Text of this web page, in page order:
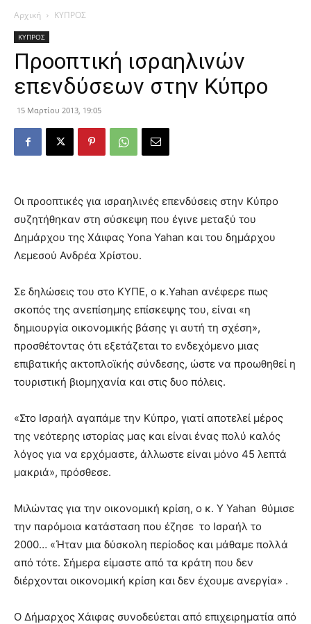
Αρχική ΚΥΠΡΟΣ
ΚΥΠΡΟΣ
Προοπτική ισραηλινών
επενδύσεων στην Κύπρο
15 Μαρτίου 2013, 19:05
Οι προοπτικές για ισραηλινές επενδύσεις στην Κύπρο
συζητήθηκαν στη σύσκεψη που έγινε μεταξύ του
Δημάρχου της Χάιφας Yona Yahan και του δημάρχου
Λεμεσού Ανδρέα Χρίστου.
Σε δηλώσεις του στο ΚΥΠΕ, ο κ.Yahan ανέφερε πως
σκοπός της ανεπίσημης επίσκεψης του, είναι «η
δημιουργία οικονομικής βάσης γι αυτή τη σχέση»,
προσθέτοντας ότι εξετάζεται το ενδεχόμενο μιας
επιβατικής ακτοπλοϊκής σύνδεσης, ώστε να προωθηθεί η
τουριστική βιομηχανία και στις δυο πόλεις.
«Στο Ισραήλ αγαπάμε την Κύπρο, γιατί αποτελεί μέρος
της νεότερης ιστορίας μας και είναι ένας πολύ καλός
λόγος για να ερχόμαστε, άλλωστε είναι μόνο 45 λεπτά
μακριά», πρόσθεσε.
Μιλώντας για την οικονομική κρίση, ο κ. Υ Yahan θύμισε
την παρόμοια κατάσταση που έζησε το Ισραήλ το
2000… «Ήταν μια δύσκολη περίοδος και μάθαμε πολλά
από τότε. Σήμερα είμαστε από τα κράτη που δεν
διέρχονται οικονομική κρίση και δεν έχουμε ανεργία» .
Ο Δήμαρχος Χάιφας συνοδεύεται από επιχειρηματία από